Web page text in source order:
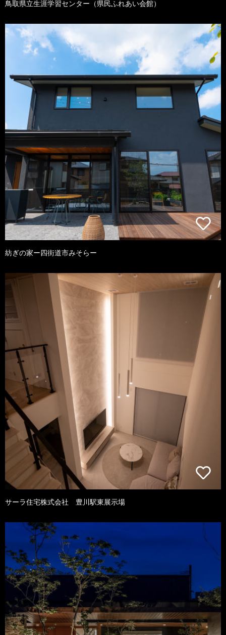
鳥取県立生涯学習センター（県民ふれあい会館）
紡ぎの家ー四街道市みそらー
サーラ住宅株式会社 豊川駅東展示場